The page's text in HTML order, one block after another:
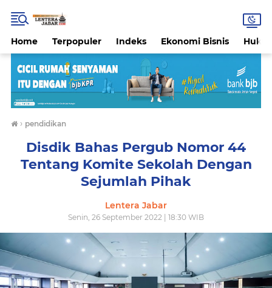
Home Terpopuler Indeks Ekonomi Bisnis
› pendidikan
Disdik Bahas Pergub Nomor 44
Tentang Komite Sekolah Dengan
Sejumlah Pihak
Lentera Jabar
Senin, 26 September 2022 | 18:30 WIB